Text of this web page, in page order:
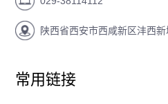
陕西省西安市西咸新区沣西
常用链接